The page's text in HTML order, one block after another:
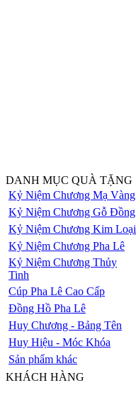
DANH MỤC QUÀ TẶNG
Kỷ Niệm Chương Mạ Vàng
Kỷ Niệm Chương Gỗ Đồng
Kỷ Niệm Chương Kim Loại
Kỷ Niệm Chương Pha Lê
Kỷ Niệm Chương Thủy
Tinh
Cúp Pha Lê Cao Cấp
Đồng Hồ Pha Lê
Huy Chương - Bảng Tên
Huy Hiệu - Móc Khóa
Sản phẩm khác
KHÁCH HÀNG